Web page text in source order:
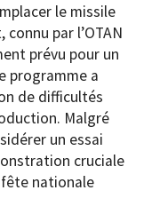
le missile
par l’OTAN
prévu pour un
programme a
de difficultés
Malgré
un essai
cruciale
nationale